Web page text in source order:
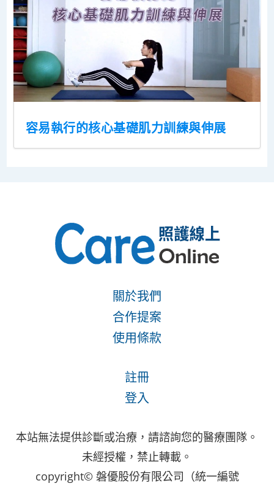
容易執行的核心基礎肌力訓練與伸展
關於我們
合作提案
使用條款
註冊
登入
本站無法提供診斷或治療，請諮詢您的醫療團隊。
未經授權，禁止轉載。
copyright© 磐優股份有限公司（統一編號